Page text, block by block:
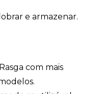
e armazenar.
com mais